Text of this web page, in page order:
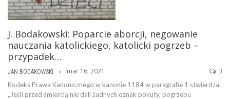
J. Bodakowski: Poparcie aborcji, negowanie
nauczania katolickiego, katolicki pogrzeb –
przypadek…
JAN BODAKOWSKI mar 16, 2021 3
Kodeks Prawa Kanonicznego w kanonie 1184 w paragrafie 1 stwierdza:
„Jeśli przed śmiercią nie dali żadnych oznak pokuty, pogrzebu